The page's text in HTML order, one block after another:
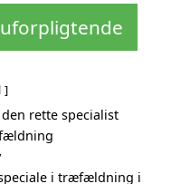
rette specialist
i træfældning i